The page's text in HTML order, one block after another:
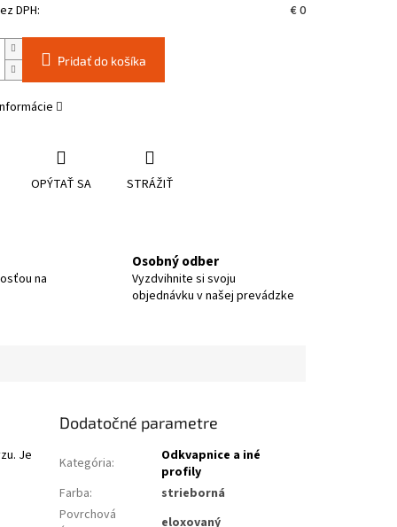
DPH: € 0
Pridať do košíka
OPÝTAŤ SA STRÁŽIŤ
na
Osobný odber
Vyzdvihnite si svoju
objednávku v našej prevádzke
Je
Dodatočné parametre
Kategória:
Odkvapnice a iné
profily
Farba:
strieborná
Povrchová
eloxovaný